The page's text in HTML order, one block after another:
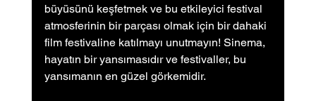
büyüsünü keşfetmek ve bu etkileyici festival
atmosferinin bir parçası olmak için bir dahaki
film festivaline katılmayı unutmayın! Sinema,
hayatın bir yansımasıdır ve festivaller, bu
yansımanın en güzel görkemidir.